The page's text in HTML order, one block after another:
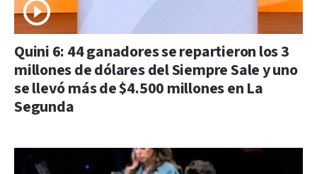
Quini 6: 44 ganadores se repartieron los 3
millones de dólares del Siempre Sale y uno
se llevó más de $4.500 millones en La
Segunda